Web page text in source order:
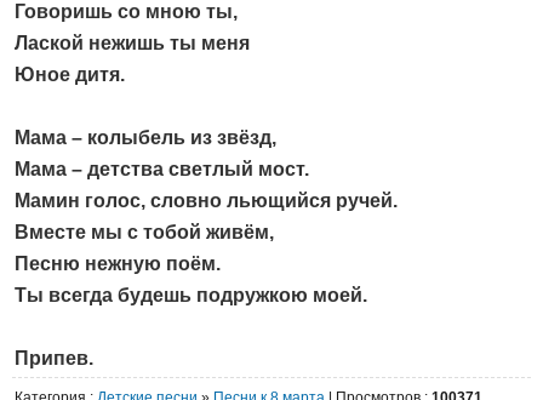
Говоришь со мною ты,
Лаской нежишь ты меня
Юное дитя.
Мама – колыбель из звёзд,
Мама – детства светлый мост.
Мамин голос, словно льющийся ручей.
Вместе мы с тобой живём,
Песню нежную поём.
Ты всегда будешь подружкою моей.
Припев.